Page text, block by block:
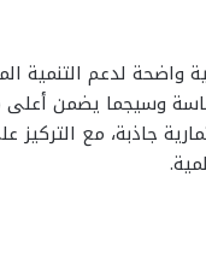
واضحة لدعم التنمية
وسيجما يضمن أعلى
جاذبة، مع التركيز